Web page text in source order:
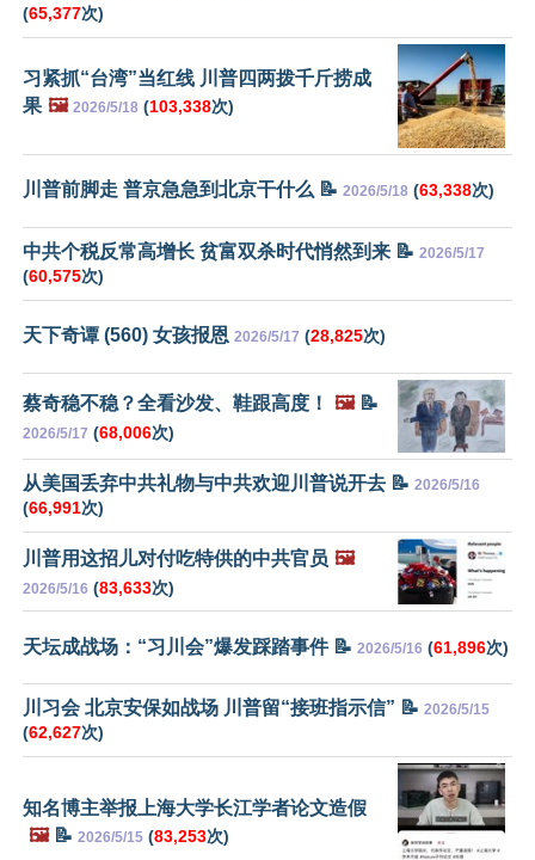
(65,377次)
习紧抓“台湾”当红线 川普四两拨千斤捞成
果 🖼️ 2026/5/18 (103,338次)
川普前脚走 普京急急到北京干什么 📝 2026/5/18 (63,338次)
中共个税反常高增长 贫富双杀时代悄然到来 📝 2026/5/17
(60,575次)
天下奇谭 (560) 女孩报恩 2026/5/17 (28,825次)
蔡奇稳不稳？全看沙发、鞋跟高度！ 🖼️📝
2026/5/17 (68,006次)
从美国丢弃中共礼物与中共欢迎川普说开去 📝 2026/5/16
(66,991次)
川普用这招儿对付吃特供的中共官员 🖼️
2026/5/16 (83,633次)
天坛成战场：“习川会”爆发踩踏事件 📝 2026/5/16 (61,896次)
川习会 北京安保如战场 川普留“接班指示信” 📝 2026/5/15
(62,627次)
知名博主举报上海大学长江学者论文造假
🖼️📝 2026/5/15 (83,253次)